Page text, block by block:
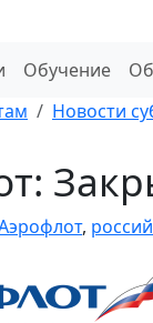
Обучение
Новости
,